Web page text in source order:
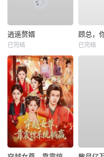
逍遥赘婿
已完结 已完结